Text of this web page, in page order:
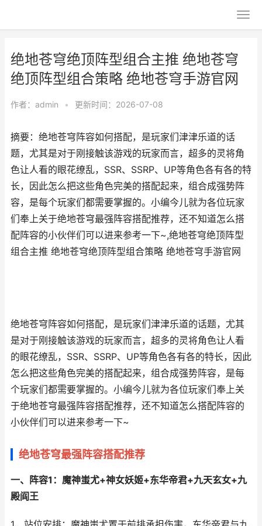
绝地苍穹绝顶阵型组合主推 绝地苍穹
绝顶阵型组合策略 绝地苍穹手游官网
作者： admin • 更新时间：2026-07-08
摘要：绝地苍穹阵容如何搭配，是玩家们津津乐道的话
题，尤其是对于刚接触该游戏的玩家而言，超多的灵将角
色让人看的眼花缭乱，SSR、SSRP、UP等角色各有各的特
长，因此怎么把这些角色完美的搭配起来，组合成强势阵
容，是每个玩家们都需要掌握的。小编今儿就为各位玩家
们奉上关于绝地苍穹最强阵容搭配推荐，还不知道怎么搭
配阵容的小伙伴们可以进来参考一下~,绝地苍穹绝顶阵型
组合主推 绝地苍穹绝顶阵型组合策略 绝地苍穹手游官网
绝地苍穹阵容如何搭配，是玩家们津津乐道的话题，尤其
是对于刚接触该游戏的玩家而言，超多的灵将角色让人看
的眼花缭乱，SSR、SSRP、UP等角色各有各的特长，因此
怎么把这些角色完美的搭配起来，组合成强势阵容，是每
个玩家们都需要掌握的。小编今儿就为各位玩家们奉上关
于绝地苍穹最强阵容搭配推荐，还不知道怎么搭配阵容的
小伙伴们可以进来参考一下~
绝地苍穹最强阵容搭配推荐
一、阵容1：魔神蚩尤+神女妖姬+东华帝君+九天玄女+九
殿阎王​